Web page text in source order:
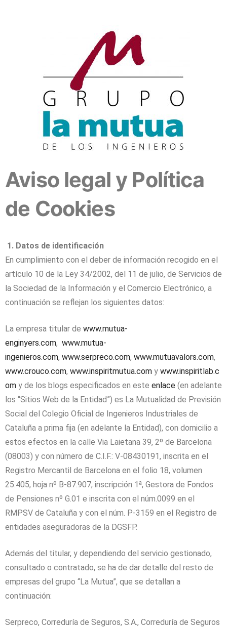
Aviso legal y Política
de Cookies
1. Datos de identificación
En cumplimiento con el deber de información recogido en el
artículo 10 de la Ley 34/2002, del 11 de julio, de Servicios de
la Sociedad de la Información y el Comercio Electrónico, a
continuación se reflejan los siguientes datos:
La empresa titular de www.mutua-
enginyers.com, www.mutua-
ingenieros.com, www.serpreco.com, www.mutuavalors.com,
www.crouco.com, www.inspiritmutua.com y www.inspiritlab.c
om y de los blogs especificados en este enlace (en adelante
los “Sitios Web de la Entidad”) es La Mutualidad de Previsión
Social del Colegio Oficial de Ingenieros Industriales de
Cataluña a prima fija (en adelante la Entidad), con domicilio a
estos efectos en la calle Via Laietana 39, 2º de Barcelona
(08003) y con número de C.I.F.: V-08430191, inscrita en el
Registro Mercantil de Barcelona en el folio 18, volumen
25.405, hoja nº B-87.907, inscripción 1ª, Gestora de Fondos
de Pensiones nº G.01 e inscrita con el núm.0099 en el
RMPSV de Cataluña y con el núm. P-3159 en el Registro de
entidades aseguradoras de la DGSFP.
Además del titular, y dependiendo del servicio gestionado,
consultado o contratado, se ha de dar detalle del resto de
empresas del grupo “La Mutua”, que se detallan a
continuación:
Serpreco, Correduría de Seguros, S.A., Correduría de Seguros